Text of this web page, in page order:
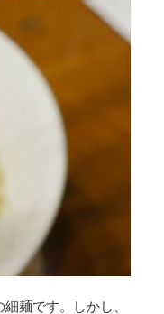
麺です。しかし、